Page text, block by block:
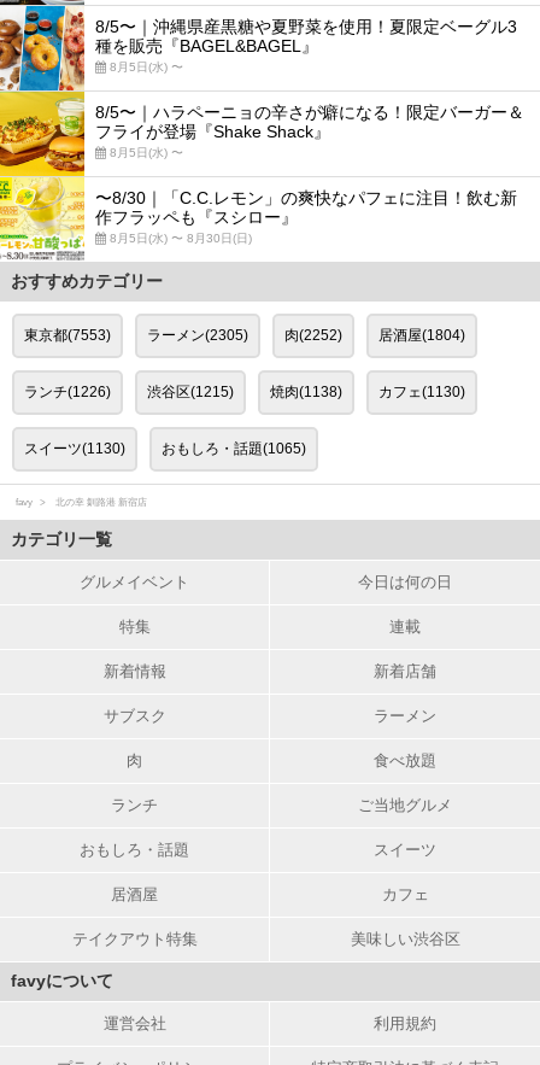
8/5〜｜沖縄県産黒糖や夏野菜を使用！夏限定ベーグル3
種を販売『BAGEL&BAGEL』
8月5日(水) 〜
8/5〜｜ハラペーニョの辛さが癖になる！限定バーガー＆
フライが登場『Shake Shack』
8月5日(水) 〜
〜8/30｜「C.C.レモン」の爽快なパフェに注目！飲む新
作フラッペも『スシロー』
8月5日(水) 〜 8月30日(日)
おすすめカテゴリー
東京都(7553) ラーメン(2305) 肉(2252) 居酒屋(1804)
ランチ(1226) 渋谷区(1215) 焼肉(1138) カフェ(1130)
スイーツ(1130) おもしろ・話題(1065)
favy 北の幸 釧路港 新宿店
カテゴリ一覧
グルメイベント 今日は何の日
特集 連載
新着情報 新着店舗
サブスク ラーメン
肉 食べ放題
ランチ ご当地グルメ
おもしろ・話題 スイーツ
居酒屋 カフェ
テイクアウト特集 美味しい渋谷区
favyについて
運営会社 利用規約